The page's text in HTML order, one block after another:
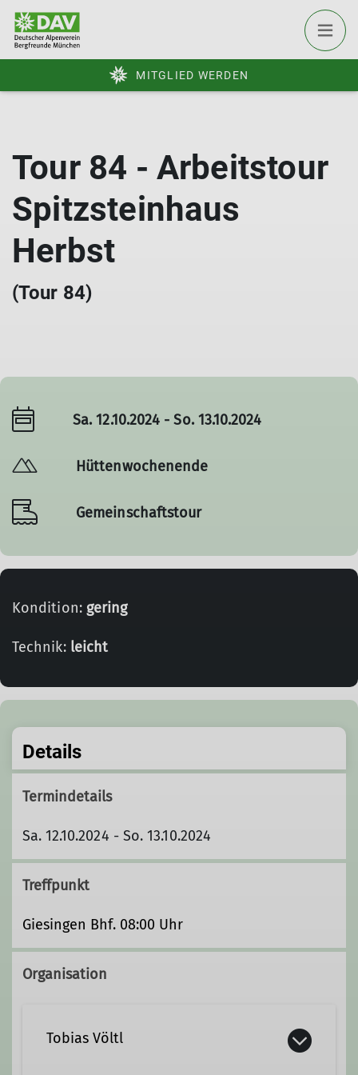
MITGLIED WERDEN
Tour 84 - Arbeitstour
Spitzsteinhaus
Herbst
(Tour 84)
Sa. 12.10.2024 - So. 13.10.2024
Hüttenwochenende
Gemeinschaftstour
Kondition: gering
Technik: leicht
Details
Termindetails
Sa. 12.10.2024 - So. 13.10.2024
Treffpunkt
Giesingen Bhf. 08:00 Uhr
Organisation
Tobias Völtl